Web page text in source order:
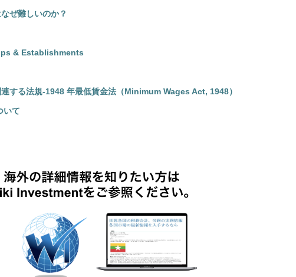
ぜ難しいのか？
& Establishments
する法規-1948 年最低賃金法（Minimum Wages Act, 1948）
いて